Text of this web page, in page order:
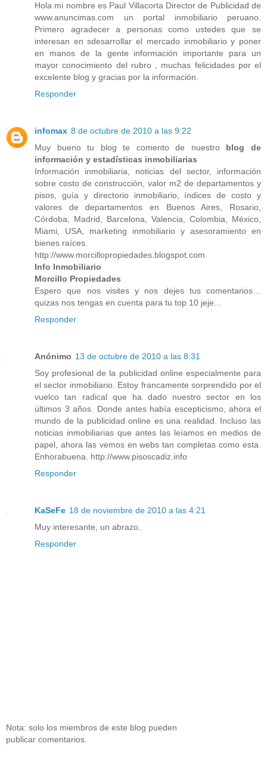
Hola mi nombre es Paul Villacorta Director de Publicidad de
www.anuncimas.com un portal inmobiliario peruano.
Primero agradecer a personas como ustedes que se
interesan en sdesarrollar el mercado inmobiliario y poner
en manos de la gente información importante para un
mayor conocimiento del rubro , muchas felicidades por el
excelente blog y gracias por la información.
Responder
infomax 8 de octubre de 2010 a las 9:22
Muy bueno tu blog te comento de nuestro blog de
información y estadísticas inmobiliarias
Información inmobiliaria, noticias del sector, información
sobre costo de construcción, valor m2 de departamentos y
pisos, guía y directorio inmobiliario, índices de costo y
valores de departamentos en Buenos Aires, Rosario,
Córdoba, Madrid, Barcelona, Valencia, Colombia, México,
Miami, USA, marketing inmobiliario y asesoramiento en
bienes raíces.
http://www.morcillopropiedades.blogspot.com
Info Inmobiliario
Morcillo Propiedades
Espero que nos visites y nos dejes tus comentarios…
quizas nos tengas en cuenta para tu top 10 jeje...
Responder
Anónimo 13 de octubre de 2010 a las 8:31
Soy profesional de la publicidad online especialmente para
el sector inmobiliario. Estoy francamente sorprendido por el
vuelco tan radical que ha dado nuestro sector en los
últimos 3 años. Donde antes había escepticismo, ahora el
mundo de la publicidad online es una realidad. Incluso las
noticias inmobiliarias que antes las leíamos en medios de
papel, ahora las vemos en webs tan completas como esta.
Enhorabuena. http://www.pisoscadiz.info
Responder
KaSeFe 18 de noviembre de 2010 a las 4:21
Muy interesante, un abrazo.
Responder
Nota: solo los miembros de este blog pueden
publicar comentarios.